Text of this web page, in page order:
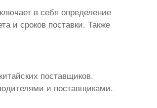
в себя определение
и сроков поставки. Также
поставщиков.
и поставщиками.